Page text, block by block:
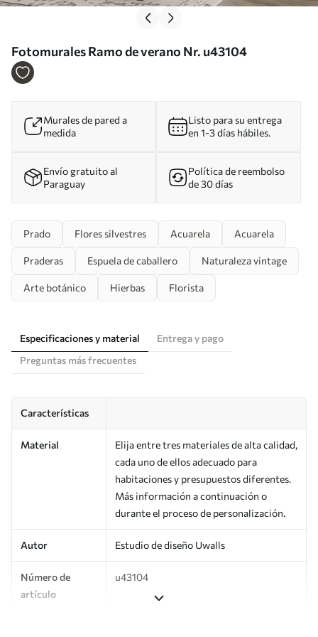
Fotomurales Ramo de verano Nr. u43104
Murales de pared a
medida
Listo para su entrega
en 1-3 días hábiles.
Envío gratuito al
Paraguay
Política de reembolso
de 30 días
Prado Flores silvestres Acuarela Acuarela
Praderas Espuela de caballero Naturaleza vintage
Arte botánico Hierbas Florista
Especificaciones y material
Entrega y pago
Preguntas más frecuentes
Características
Material
Elija entre tres materiales de alta calidad,
cada uno de ellos adecuado para
habitaciones y presupuestos diferentes.
Más información a continuación o
durante el proceso de personalización.
Autor Estudio de diseño Uwalls
Número de
artículo
u43104